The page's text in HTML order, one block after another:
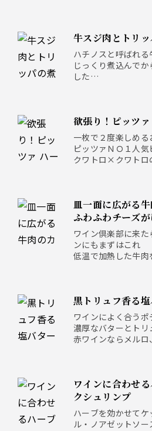
牛スジ肉とトリ
ハチノスと呼ばれ
じっくり煮込んで
した
欲張り！ピッツ
一枚で２度楽しめる
ピッツァＮＯ１人気
クワトロ×クワトロ
皿一面に広がる牛肉のカルパッチョ
ふわふわチーズが
ワイン倶楽部に来
ンにもまずはこれ
低温で加熱した牛
黒トリュフ香る
ワインによく合うポ
濃厚なバターとトリ
赤ワインならメル
ワインに合わせるハーブ香るガーリッ
クシュリンプ
ハーブを効かせて
ル・ノアゼットソー